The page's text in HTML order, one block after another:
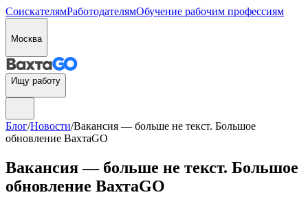
СоискателямРаботодателямОбучение рабочим профессиям
Москва
Ищу работу
Блог/Новости/Вакансия — больше не текст. Большое
обновление ВахтаGO
Вакансия — больше не текст. Большое
обновление ВахтаGO